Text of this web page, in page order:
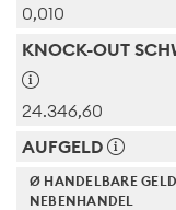
0,010
KNOCK-OUT
24.346,60
AUFGELD
Ø HANDELBARE
NEBENHANDEL